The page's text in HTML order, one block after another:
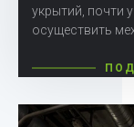
укрытий, почти
осуществить